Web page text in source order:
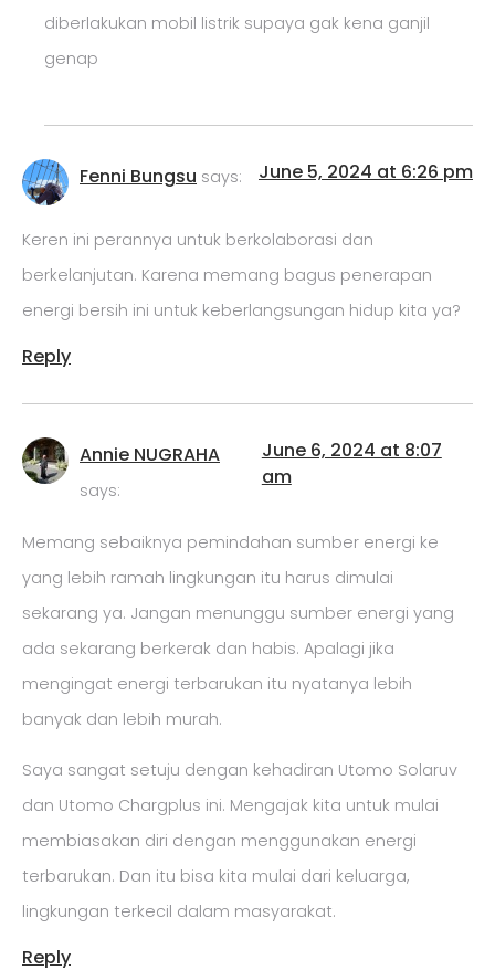
diberlakukan mobil listrik supaya gak kena ganjil
genap
Fenni Bungsu says: June 5, 2024 at 6:26 pm
Keren ini perannya untuk berkolaborasi dan
berkelanjutan. Karena memang bagus penerapan
energi bersih ini untuk keberlangsungan hidup kita ya?
Reply
Annie NUGRAHA
says:
June 6, 2024 at 8:07
am
Memang sebaiknya pemindahan sumber energi ke
yang lebih ramah lingkungan itu harus dimulai
sekarang ya. Jangan menunggu sumber energi yang
ada sekarang berkerak dan habis. Apalagi jika
mengingat energi terbarukan itu nyatanya lebih
banyak dan lebih murah.
Saya sangat setuju dengan kehadiran Utomo Solaruv
dan Utomo Chargplus ini. Mengajak kita untuk mulai
membiasakan diri dengan menggunakan energi
terbarukan. Dan itu bisa kita mulai dari keluarga,
lingkungan terkecil dalam masyarakat.
Reply